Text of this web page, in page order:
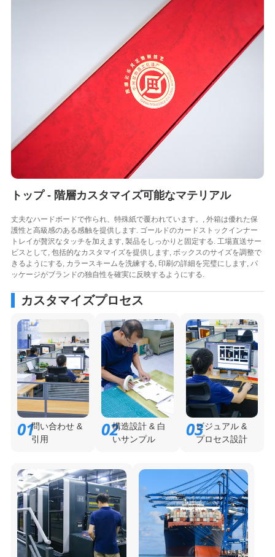
トップ - 階層カスタマイズ可能なマテリアル
丈夫なハードボードで作られ、特殊紙で覆われています。, 外箱は優れた保
護性と高級感のある感触を提供します. ゴールドのカードストックインナー
トレイが贅沢なタッチを加えます, 製品をしっかりと固定する. 工場直送サー
ビスとして, 包括的なカスタマイズを提供します, ボックスのサイズを調整で
きるようにする, カラースキームを洗練する, 印刷の詳細を完璧にします, パ
ッケージがブランドの独自性を確実に反映するようにする.
カスタマイズプロセス
01問い合わせ &
引用
02構造設計 & 白
いサンプル
03ビジュアル &
プロセス設計